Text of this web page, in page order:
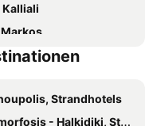
Strandhotels
- Halkidiki, Strandhotels